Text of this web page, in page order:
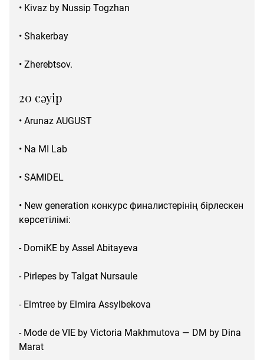
• Kivaz by Nussip Togzhan
• Shakerbay
• Zherebtsov.
20 сәуір
• Arunaz AUGUST
• Na MI Lab
• SAMIDEL
• New generation конкурс финалистерінің бірлескен
көрсетілімі:
- DomiKE by Assel Abitayeva
- Pirlepes by Talgat Nursaule
- Elmtree by Elmira Assylbekova
- Mode de VIE by Victoria Makhmutova — DM by Dina
Marat